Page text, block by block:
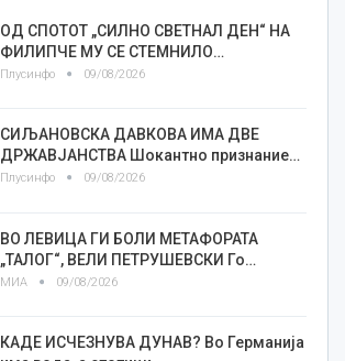
ОД СПОТОТ „СИЛНО СВЕТНАЛ ДЕН“ НА
ФИЛИПЧЕ МУ СЕ СТЕМНИЛО…
Плусинфо 09/08/2026
СИЉАНОВСКА ДАВКОВА ИМА ДВЕ
ДРЖАВЈАНСТВА Шокантно признание…
Плусинфо 09/08/2026
ВО ЛЕВИЦА ГИ БОЛИ МЕТАФОРАТА
„ТАЛОГ“, ВЕЛИ ПЕТРУШЕВСКИ Го…
МИА 09/08/2026
КАДЕ ИСЧЕЗНУВА ДУНАВ? Во Германија